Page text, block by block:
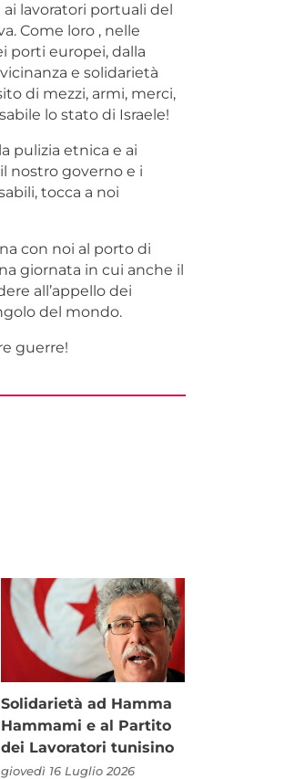
lavoratori portuali del
Come loro , nelle
porti europei, dalla
e solidarietà
di mezzi, armi, merci,
lo stato di Israele!
pulizia etnica e ai
nostro governo e i
tocca a noi
con noi al porto di
giornata in cui anche il
all’appello dei
del mondo.
guerre!
Solidarietà ad Hamma
Hammami e al Partito
dei Lavoratori tunisino
giovedì 16 Luglio 2026